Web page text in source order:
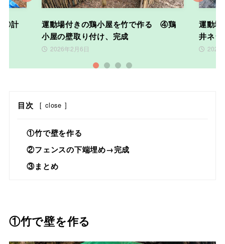
①計
運動場付きの鶏小屋を竹で作る ④鶏
小屋の壁取り付け、完成
2026年2月6日
運動
井ネッ
2026
1 2 3 4
目次 [ close ]
①竹で壁を作る
②フェンスの下端埋め→完成
③まとめ
①竹で壁を作る